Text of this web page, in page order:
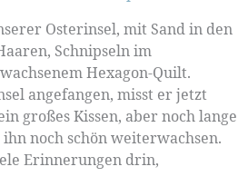
Osterinsel, mit Sand in den
Schnipseln im
Hexagon-Quilt.
angefangen, misst er jetzt
großes Kissen, aber noch lange
ihn noch schön weiterwachsen.
Erinnerungen drin,